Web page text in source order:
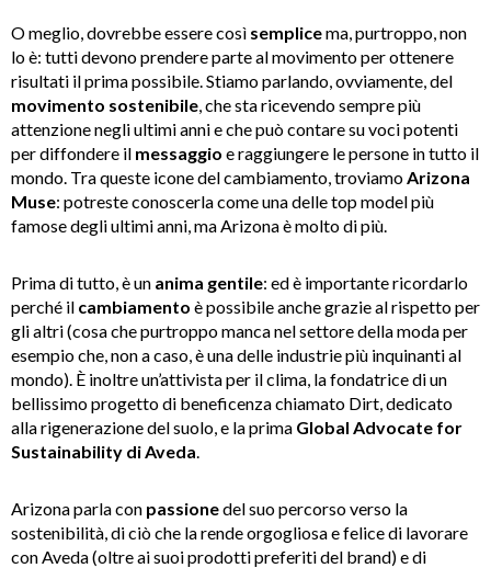
O meglio, dovrebbe essere così semplicema, purtroppo, non
lo è: tutti devono prendere parte al movimento per ottenere
risultati il prima possibile. Stiamo parlando, ovviamente, del
movimento sostenibile , che sta ricevendo sempre più
attenzione negli ultimi anni e che può contare su voci potenti
per diffondere il messaggio e raggiungere le persone in tutto il
mondo. Tra queste icone del cambiamento, troviamo Arizona
Muse: potreste conoscerla come una delle top model più
famose degli ultimi anni, ma Arizona è molto di più.
Prima di tutto, è un anima gentile: ed è importante ricordarlo
perché il cambiamento è possibile anche grazie al rispetto per
gli altri (cosa che purtroppo manca nel settore della moda per
esempio che, non a caso, è una delle industrie più inquinanti al
mondo). È inoltre un’attivista per il clima, la fondatrice di un
bellissimo progetto di beneficenza chiamato Dirt, dedicato
alla rigenerazione del suolo, e la prima Global Advocate for
Sustainability di Aveda
Arizona parla con passionedel suo percorso verso la
sostenibilità, di ciò che la rende orgogliosa e felice di lavorare
con Aveda (oltre ai suoi prodotti preferiti del brand) e di